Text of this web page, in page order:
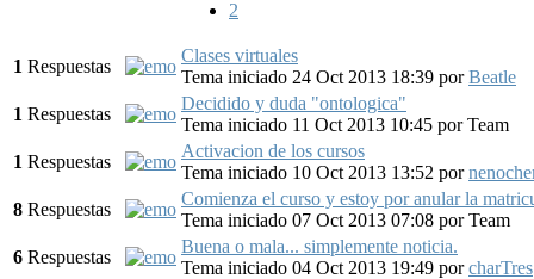
2
1 Respuestas
Clases virtuales
Tema iniciado 24 Oct 2013 18:39 porBeatle
1 Respuestas
Decidido y duda "ontologica"
Tema iniciado 11 Oct 2013 10:45 porTeam
1 Respuestas
Activacion de los cursos
Tema iniciado 10 Oct 2013 13:52 por
8 Respuestas
Comienza el curso y estoy por anular la
Tema iniciado 07 Oct 2013 07:08 porTeam
6 Respuestas
Buena o mala... simplemente noticia.
Tema iniciado 04 Oct 2013 19:49 porcharTres